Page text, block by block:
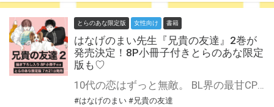
とらのあな限定版 女性向け 書籍
はなげのまい先生『兄貴の友達』2巻が
発売決定！8P小冊子付きとらのあな限定
版も♡
#はなげのまい #兄貴の友達